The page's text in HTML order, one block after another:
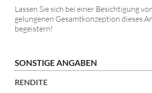
Lassen Sie sich bei einer Besichtigung
gelungenen Gesamtkonzeption dieses
begeistern!
SONSTIGE ANGABEN
RENDITE